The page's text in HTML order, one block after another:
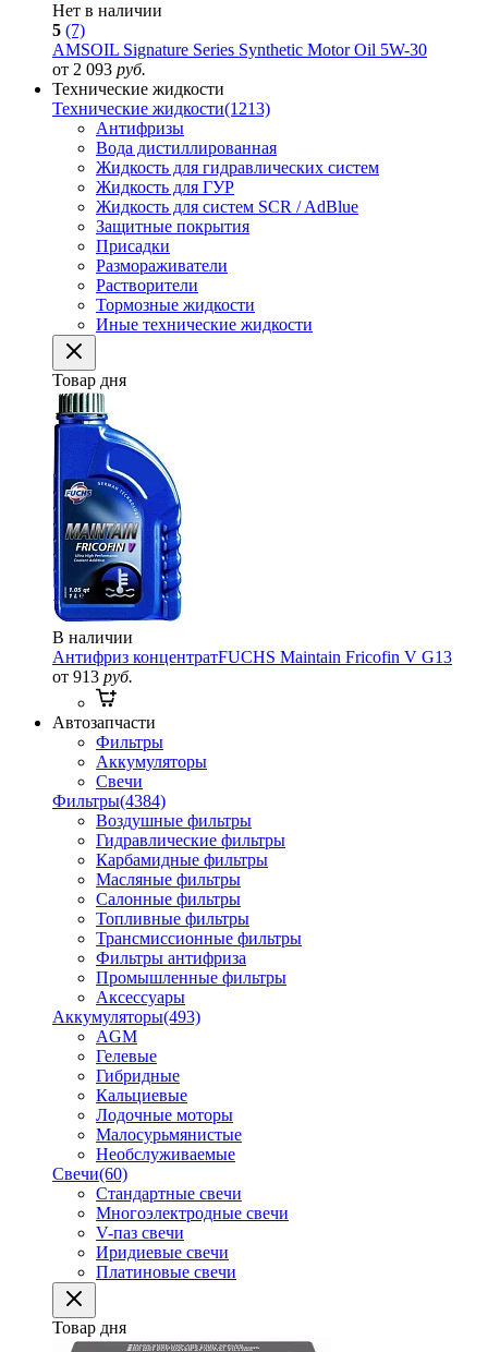
Нет в наличии
5 (7)
AMSOIL Signature Series Synthetic Motor Oil 5W-30
от 2 093 руб.
Технические жидкости
Технические жидкости(1213)
Антифризы
Вода дистиллированная
Жидкость для гидравлических систем
Жидкость для ГУР
Жидкость для систем SCR / AdBlue
Защитные покрытия
Присадки
Размораживатели
Растворители
Тормозные жидкости
Иные технические жидкости
Товар дня
В наличии
Антифриз концентратFUCHS Maintain Fricofin V G13
от 913 руб.
Автозапчасти
Фильтры
Аккумуляторы
Свечи
Фильтры(4384)
Воздушные фильтры
Гидравлические фильтры
Карбамидные фильтры
Масляные фильтры
Салонные фильтры
Топливные фильтры
Трансмиссионные фильтры
Фильтры антифриза
Промышленные фильтры
Аксессуары
Аккумуляторы(493)
AGM
Гелевые
Гибридные
Кальциевые
Лодочные моторы
Малосурьмянистые
Необслуживаемые
Свечи(60)
Стандартные свечи
Многоэлектродные свечи
V-паз свечи
Иридиевые свечи
Платиновые свечи
Товар дня